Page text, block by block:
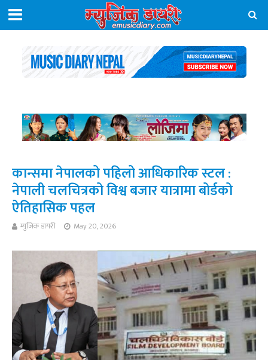
कान्समा नेपालको पहिलो आधिकारिक स्टल :
नेपाली चलचित्रको विश्व बजार यात्रामा बोर्डको
ऐतिहासिक पहल
म्युजिक डायरी May 20, 2026